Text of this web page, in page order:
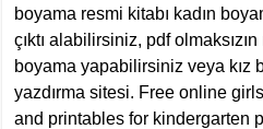
boyama resmi kitabı kadın
çıktı alabilirsiniz, pdf
boyama yapabilirsiniz veya kız
yazdırma sitesi. Free online
and printables for kindergarten